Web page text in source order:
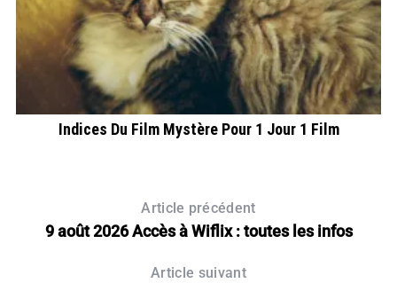
Indices Du Film Mystère Pour 1 Jour 1 Film
Article précédent
9 août 2026 Accès à Wiflix : toutes les infos
Article suivant